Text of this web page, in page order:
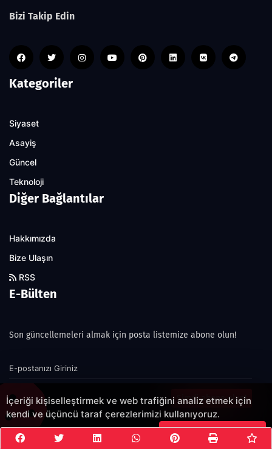
Bizi Takip Edin
Kategoriler
Siyaset
Asayiş
Güncel
Teknoloji
Diğer Bağlantılar
Hakkımızda
Bize Ulaşın
RSS
E-Bülten
Son güncellemeleri almak için posta listemize abone olun!
Şimdi abone olun!
İçeriği kişiselleştirmek ve web trafiğini analiz etmek için
kendi ve üçüncü taraf çerezlerimizi kullanıyoruz.
Çerezleri Kabul Et